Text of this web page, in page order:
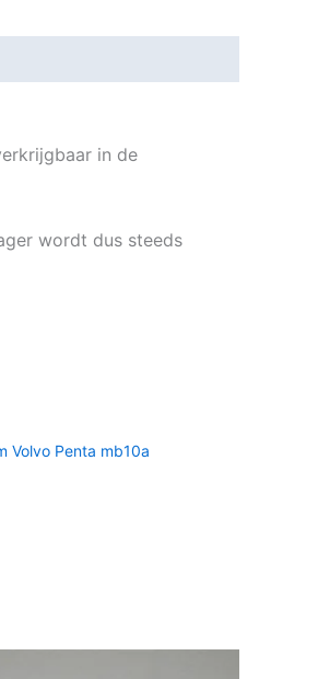
in de
wordt dus steeds
Volvo Penta mb10a